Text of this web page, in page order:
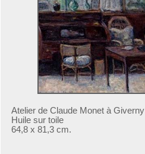
Atelier de Claude Monet à Giverny
Huile sur toile
64,8 x 81,3 cm.